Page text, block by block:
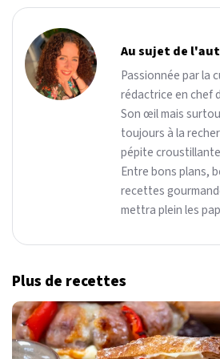
Au sujet de
Passionnée par la
rédactrice en chef
Son œil mais
toujours à la
pépite
Entre bons plans,
recettes
mettra plein les
Plus de recettes